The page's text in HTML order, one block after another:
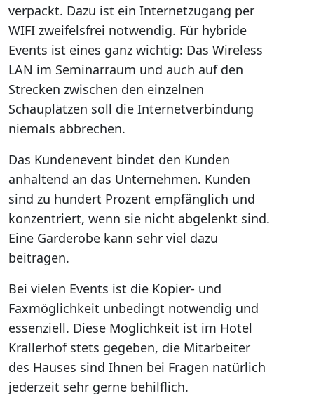
verpackt. Dazu ist ein Internetzugang per
WIFI zweifelsfrei notwendig. Für hybride
Events ist eines ganz wichtig: Das Wireless
LAN im Seminarraum und auch auf den
Strecken zwischen den einzelnen
Schauplätzen soll die Internetverbindung
niemals abbrechen.
Das Kundenevent bindet den Kunden
anhaltend an das Unternehmen. Kunden
sind zu hundert Prozent empfänglich und
konzentriert, wenn sie nicht abgelenkt sind.
Eine Garderobe kann sehr viel dazu
beitragen.
Bei vielen Events ist die Kopier- und
Faxmöglichkeit unbedingt notwendig und
essenziell. Diese Möglichkeit ist im Hotel
Krallerhof stets gegeben, die Mitarbeiter
des Hauses sind Ihnen bei Fragen natürlich
jederzeit sehr gerne behilflich.